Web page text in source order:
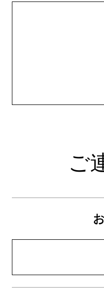
ご